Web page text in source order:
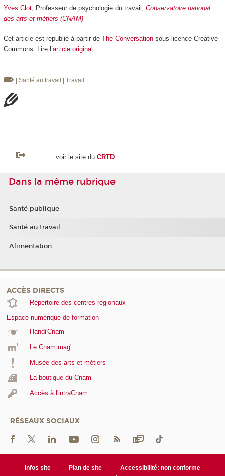
Yves Clot, Professeur de psychologie du travail, Conservatoire national
des arts et métiers (CNAM)
Cet article est republié à partir de The Conversationsous licence Creative
Commons. Lire l’article original .
| Santé au travail | Travail
voir le site du CRTD
Dans la même rubrique
Santé publique
Santé au travail
Alimentation
ACCÈS DIRECTS
Répertoire des centres régionaux
Espace numérique de formation
Handi'Cnam
Le Cnam mag'
Musée des arts et métiers
La boutique du Cnam
Accès à l'intraCnam
RÉSEAUX SOCIAUX
Infos site Plan de site
Accessibilité: non conforme